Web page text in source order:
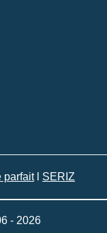
parfaitl SERIZ
- 2026